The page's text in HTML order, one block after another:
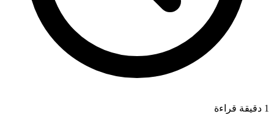
1 دقيقة قراءة